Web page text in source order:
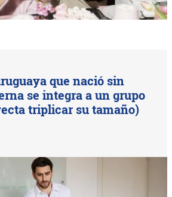
que nació sin
se integra a un grupo
triplicar su tamaño)